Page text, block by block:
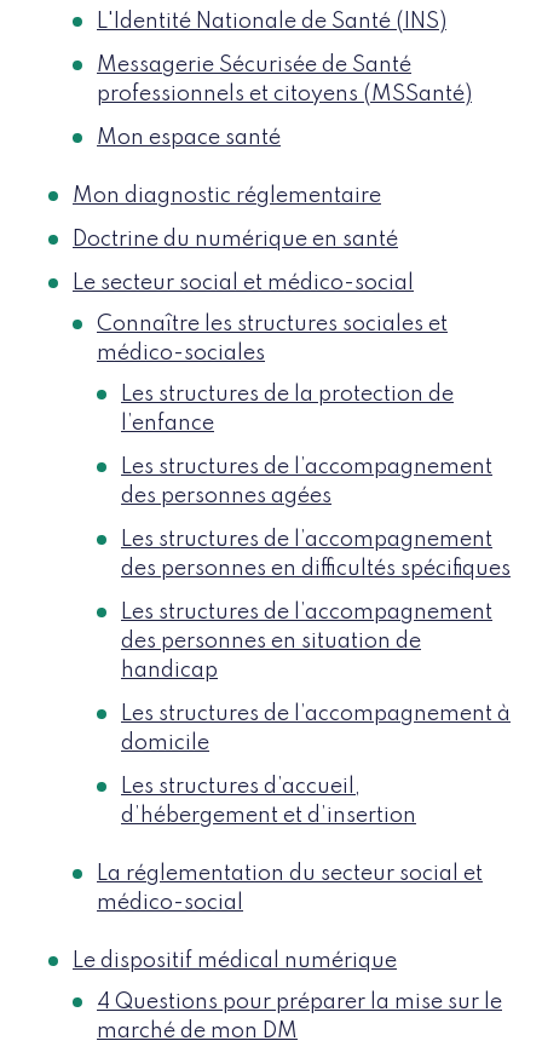
L'Identité Nationale de Santé (INS)
Messagerie Sécurisée de Santé
professionnels et citoyens (MSSanté)
Mon espace santé
Mon diagnostic réglementaire
Doctrine du numérique en santé
Le secteur social et médico-social
Connaître les structures sociales et
médico-sociales
Les structures de la protection de
l’enfance​
Les structures de l’accompagnement
des personnes agées
Les structures de l’accompagnement
des personnes en difficultés spécifiques​
Les structures de l’accompagnement
des personnes en situation de
handicap​
Les structures de l’accompagnement à
domicile​
Les structures d’accueil,
d’hébergement et d’insertion​
La réglementation du secteur social et
médico-social
Le dispositif médical numérique
4 Questions pour préparer la mise sur le
marché de mon DM